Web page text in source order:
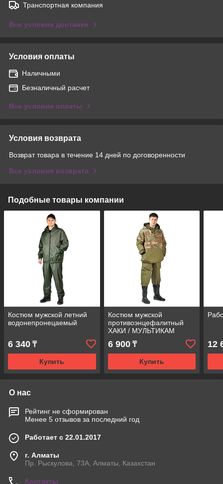
Транспортная компания
Все условия доставки
Условия оплаты
Наличными
Безналичный расчет
Все условия оплаты
Условия возврата
Возврат товара в течение 14 дней по договоренности
Все условия возврата
Подобные товары компании
Костюм мужской летний
водонепронецаемый
6 340 ₸
Купить
Костюм мужской
противоэнцефалитный
ХАКИ / МУЛЬТИКАМ
6 900₸
Купить
12
О нас
Рейтинг не сформирован
Менее 5 отзывов за последний год
Работает с 22.01.2017
г. Алматы
Пр. Рыскулова, 73А, Алматы, Казахстан
Контакты